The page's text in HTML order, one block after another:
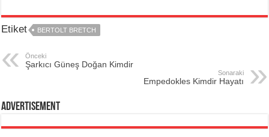
Etiket BERTOLT BRETCH
Önceki
Şarkıcı Güneş Doğan Kimdir
Sonaraki
Empedokles Kimdir Hayatı
Advertisement